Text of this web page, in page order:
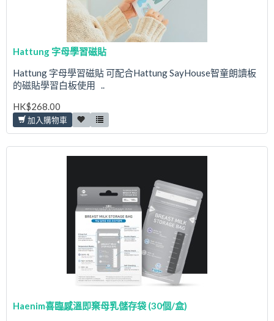
Hattung 字母學習磁貼
Hattung 字母學習磁貼 可配合Hattung SayHouse智童朗讀板
的磁貼學習白板使用 ..
HK$268.00
加入購物車
Haenim喜臨感溫即棄母乳儲存袋 (30個/盒)